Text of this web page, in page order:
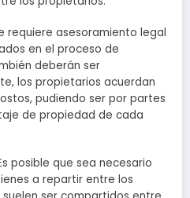
requiere asesoramiento legal
en el proceso de
deberán ser
los propietarios acuerdan
pudiendo ser por partes
de propiedad de cada
posible que sea necesario
a repartir entre los